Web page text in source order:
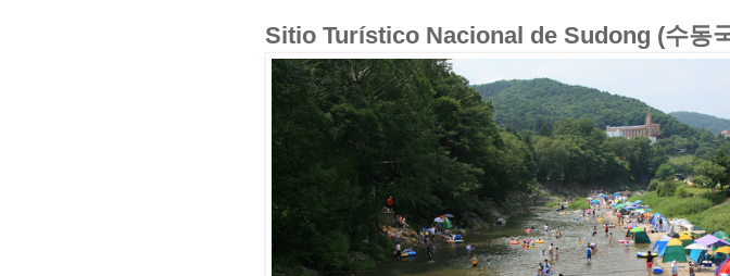
Sitio Turístico Nacional de Sudong (수동